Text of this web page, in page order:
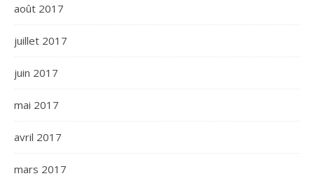
août 2017
juillet 2017
juin 2017
mai 2017
avril 2017
mars 2017